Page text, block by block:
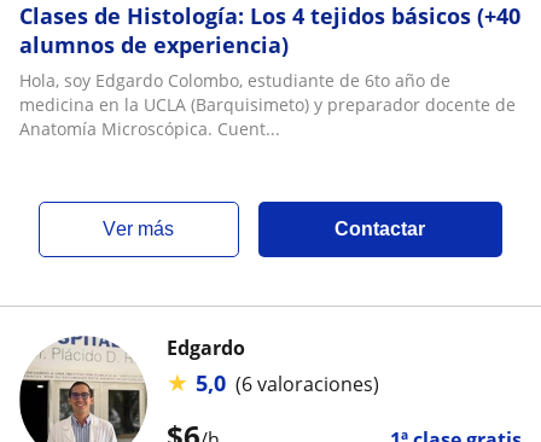
Clases de Histología: Los 4 tejidos básicos (+40
alumnos de experiencia)
Hola, soy Edgardo Colombo, estudiante de 6to año de
medicina en la UCLA (Barquisimeto) y preparador docente de
Anatomía Microscópica. Cuent...
ver más Contactar
Edgardo
★ 5,0 (6 valoraciones)